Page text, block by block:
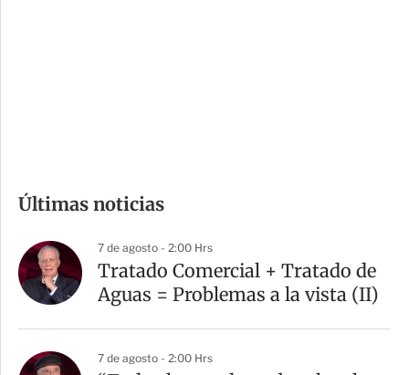
p
a
r
t
Últimas noticias
7 de agosto - 2:00 Hrs
Tratado Comercial + Tratado de
Aguas = Problemas a la vista (II)
7 de agosto - 2:00 Hrs